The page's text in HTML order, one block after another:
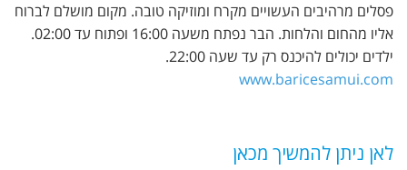
פסלים מרהיבים העשויים מקרח ומוזיקה טובה. מקום מושלם לברוח
אליו מהחום והלחות. הבר נפתח משעה 16:00 ופתוח עד 02:00.
ילדים יכולים להיכנס רק עד שעה 22:00.
www.baricesamui.com
לאן ניתן להמשיך מכאן